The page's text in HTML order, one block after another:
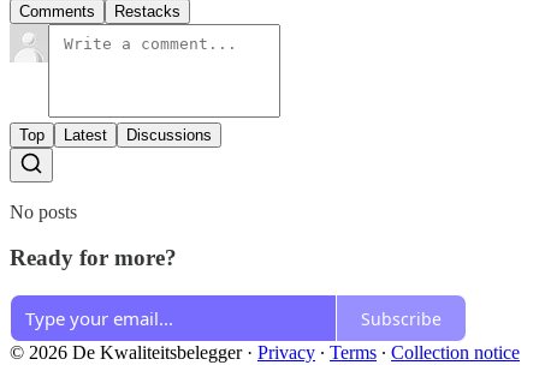
Comments Restacks
Top Latest Discussions
No posts
Ready for more?
Subscribe
© 2026 De Kwaliteitsbelegger· Privacy ∙ Terms ∙ Collection notice